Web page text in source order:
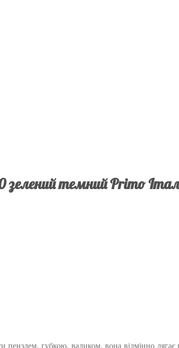
темний Primo
губкою, валиком, вона відмінно лягає